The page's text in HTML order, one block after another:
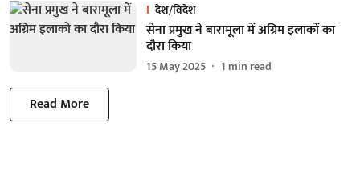
देश/विदेश
सेना प्रमुख ने बारामूला में अग्रिम इलाकों का
दौरा किया
15 May 2025 1 min read
Read More